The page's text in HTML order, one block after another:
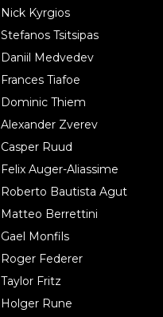
Nick Kyrgios
Stefanos Tsitsipas
Daniil Medvedev
Frances Tiafoe
Dominic Thiem
Alexander Zverev
Casper Ruud
Felix Auger-Aliassime
Roberto Bautista Agut
Matteo Berrettini
Gael Monfils
Roger Federer
Taylor Fritz
Holger Rune